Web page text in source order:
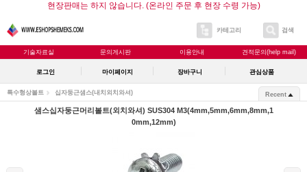
현장판매는 하지 않습니다. (온라인 주문 후 현장 수령 가능)
카테고리 검색
기술자료실 문의게시판 이용안내 견적문의(help mail)
로그인 마이페이지 장바구니 관심상품
특수형상볼트 십자둥근샘스(내치외치와셔) Recent
샘스십자둥근머리볼트(외치와셔) SUS304 M3(4mm,5mm,6mm,8mm,1
0mm,12mm)